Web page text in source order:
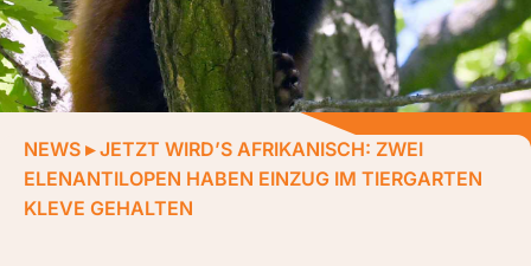
NEWS ▸JETZT WIRD’S AFRIKANISCH: ZWEI
ELENANTILOPEN HABEN EINZUG IM TIERGARTEN
KLEVE GEHALTEN